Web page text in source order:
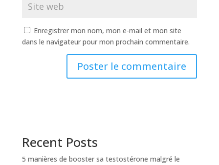
Enregistrer mon nom, mon e-mail et mon site
dans le navigateur pour mon prochain commentaire.
Recent Posts
5 manières de booster sa testostérone malgré le